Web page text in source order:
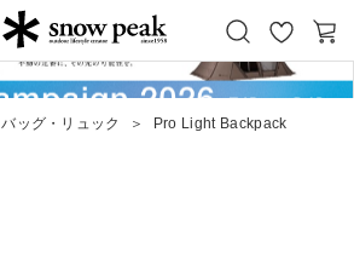
Snow Peak
お
気
カ
ー
バッグ・リュック ＞ Pro Light Backpack